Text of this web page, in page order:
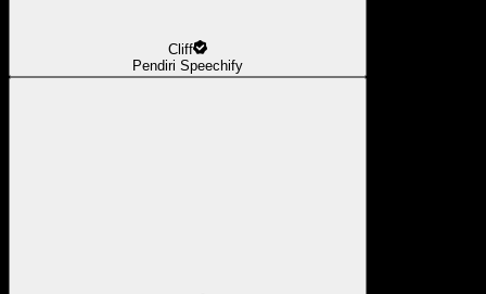
Cliff
Pendiri Speechify